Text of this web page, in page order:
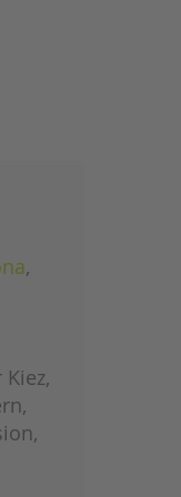
Kiez